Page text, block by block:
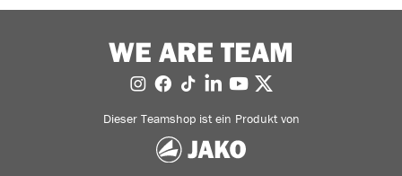
WE ARE TEAM
Dieser Teamshop ist ein Produkt von